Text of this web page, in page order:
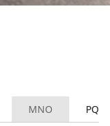
MNO PQRS